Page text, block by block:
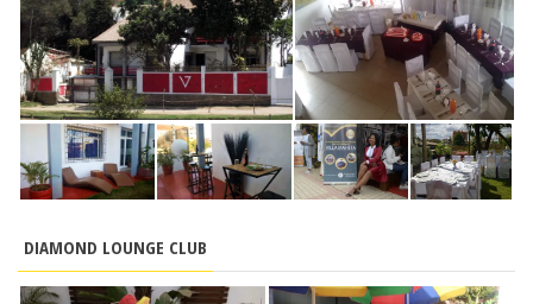
DIAMOND LOUNGE CLUB